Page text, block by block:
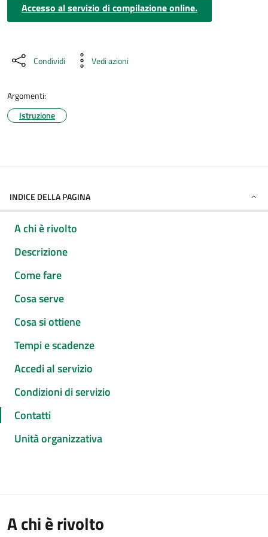
Accesso al servizio di compilazione online.
Condividi Vedi azioni
Argomenti:
Istruzione
INDICE DELLA PAGINA
A chi è rivolto
Descrizione
Come fare
Cosa serve
Cosa si ottiene
Tempi e scadenze
Accedi al servizio
Condizioni di servizio
Contatti
Unità organizzativa
A chi è rivolto